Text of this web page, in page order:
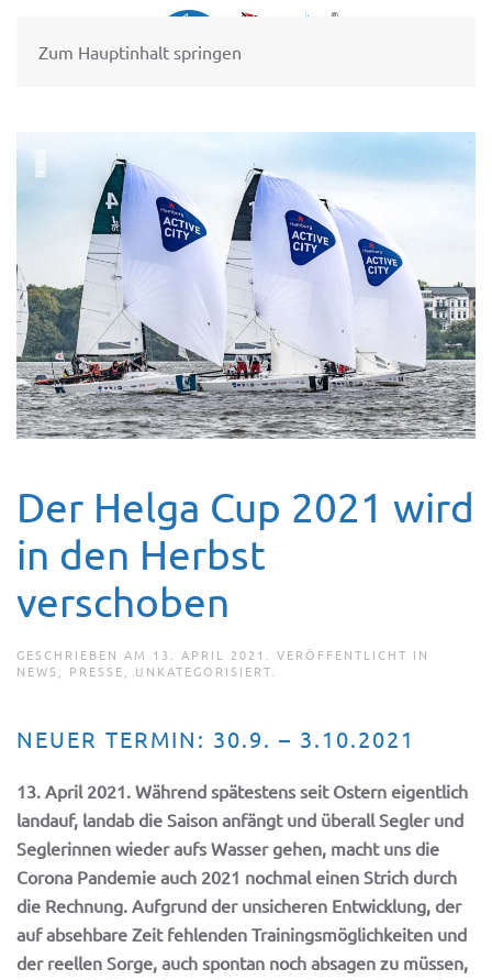
Zum Hauptinhalt springen
Der Helga Cup 2021 wird
in den Herbst
verschoben
GESCHRIEBEN AM 13. APRIL 2021
. VERÖFFENTLICHT IN
NEWS
PRESSE UNKATEGORISIERT
NEUER TERMIN: 30.9. – 3.10.2021
13. April 2021. Während spätestens seit Ostern eigentlich
landauf, landab die Saison anfängt und überall Segler und
Seglerinnen wieder aufs Wasser gehen, macht uns die
Corona Pandemie auch 2021 nochmal einen Strich durch
die Rechnung. Aufgrund der unsicheren Entwicklung, der
auf absehbare Zeit fehlenden Trainingsmöglichkeiten und
der reellen Sorge, auch spontan noch absagen zu müssen,